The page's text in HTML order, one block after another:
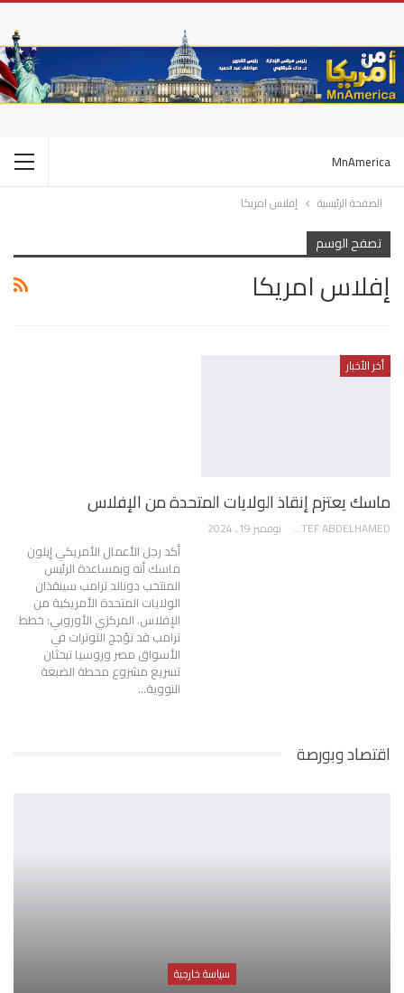
MnAmerica
الصفحة الرئيسية إفلاس امريكا
تصفح الوسم
إفلاس امريكا
أخر الأخبار
ماسك يعتزم إنقاذ الولايات المتحدة من الإفلاس
AWATEF ABDELHAMED نوفمبر 19, 2024
أكد رجل الأعمال الأمريكي إيلون
ماسك أنه وبمساعدة الرئيس
المنتخب دونالد ترامب سينقذان
الولايات المتحدة الأمريكية من
الإفلاس. المركزي الأوروبي: خطط
ترامب قد تؤجج التوترات في
الأسواق مصر وروسيا تبحثان
تسريع مشروع محطة الضبعة
النووية…
اقتصاد وبورصة
سياسة خارجية